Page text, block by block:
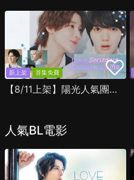
新上架 首集免費
【8/11上架】陽光人氣團中的芹澤，在我面前卻有點不對勁
人氣BL電影